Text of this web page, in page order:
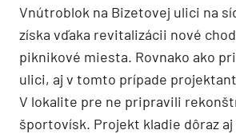
Vnútroblok na Bizetovej ulici na
získa vďaka revitalizácii nové
piknikové miesta. Rovnako ako
ulici, aj v tomto prípade
V lokalite pre ne pripravili
športovísk. Projekt kladie dôraz aj